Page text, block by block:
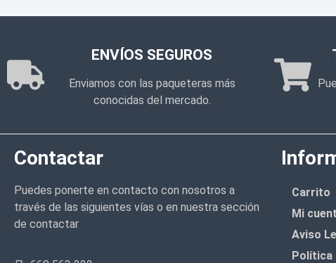
ENVÍOS SEGUROS
Enviamos con las paqueteras más
conocidas del mercado.
Contactar
Puedes ponerte en contacto con nosotros a
través de las siguientes vías o en nuestra sección
de contactar
Carrito
Mi
Aviso
Política